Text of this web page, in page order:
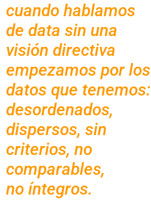
cuando hablamos
de data sin una
visión directiva
empezamos por los
datos que tenemos:
desordenados,
dispersos, sin
criterios, no
comparables,
no íntegros.